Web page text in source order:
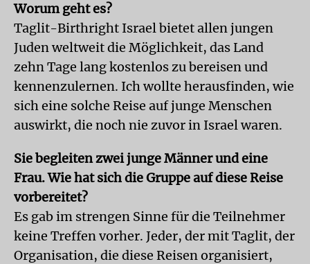
Worum geht es?
Taglit-Birthright Israel bietet allen jungen
Juden weltweit die Möglichkeit, das Land
zehn Tage lang kostenlos zu bereisen und
kennenzulernen. Ich wollte herausfinden, wie
sich eine solche Reise auf junge Menschen
auswirkt, die noch nie zuvor in Israel waren.
Sie begleiten zwei junge Männer und eine
Frau. Wie hat sich die Gruppe auf diese Reise
vorbereitet?
Es gab im strengen Sinne für die Teilnehmer
keine Treffen vorher. Jeder, der mit Taglit, der
Organisation, die diese Reisen organisiert,